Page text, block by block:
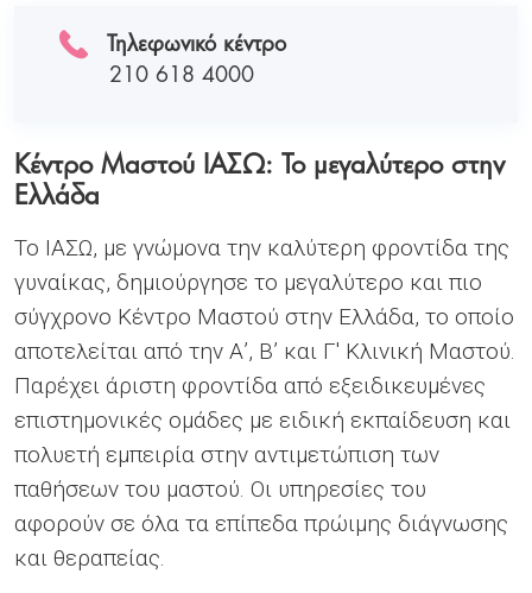
Τηλεφωνικό κέντρο
210 618 4000
Κέντρο Μαστού ΙΑΣΩ: Το μεγαλύτερο στην
Ελλάδα
Το ΙΑΣΩ, με γνώμονα την καλύτερη φροντίδα της
γυναίκας, δημιούργησε το μεγαλύτερο και πιο
σύγχρονο Κέντρο Μαστού στην Ελλάδα, το οποίο
αποτελείται από την Α’, Β’ και Γ' Κλινική Μαστού.
Παρέχει άριστη φροντίδα από εξειδικευμένες
επιστημονικές ομάδες με ειδική εκπαίδευση και
πολυετή εμπειρία στην αντιμετώπιση των
παθήσεων του μαστού. Οι υπηρεσίες του
αφορούν σε όλα τα επίπεδα πρώιμης διάγνωσης
και θεραπείας.